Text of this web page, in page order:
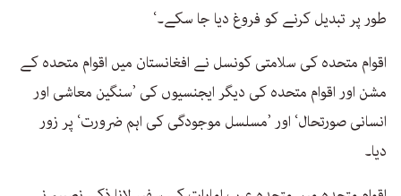
طور پر تبدیل کرنے کو فروغ دیا جا سکے۔‘
اقوام متحدہ کی سلامتی کونسل نے افغانستان میں اقوام متحدہ کے
مشن اور اقوام متحدہ کی دیگر ایجنسیوں کی ’سنگین معاشی اور
انسانی صورتحال‘ اور ’مسلسل موجودگی کی اہم ضرورت‘ پر زور
دیا۔